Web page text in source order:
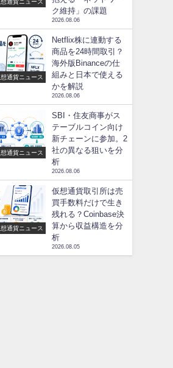
通貨ニュース
ク維持」の課題
2026.08.06
通貨ニュース
Netflix株に連動する
商品を24時間取引？
海外版Binanceの仕
組みと日本で使える
かを解説
2026.08.06
通貨ニュース
SBI・住友商事がス
テーブルコイン向け
新チェーンに参加。2
社の異なる狙いを分
析
2026.08.06
通貨ニュース
仮想通貨取引所は売
買手数料だけで生き
残れる？Coinbase決
算から収益構造を分
析
2026.08.05